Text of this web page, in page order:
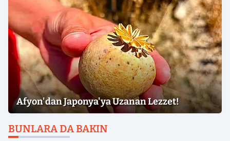
Afyon'dan Japonya'ya Uzanan Lezzet!
BUNLARA DA BAKIN